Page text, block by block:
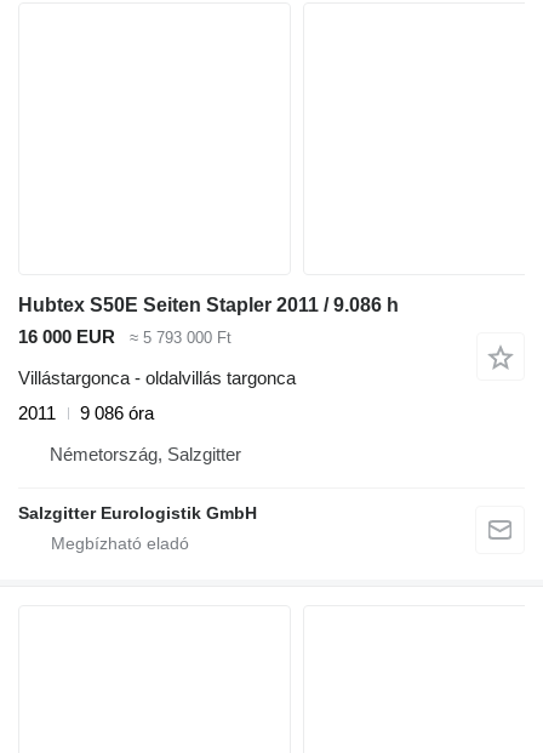
Hubtex S50E Seiten Stapler 2011 / 9.086 h
16 000 EUR
≈ 5 793 000 Ft
Villástargonca - oldalvillás targonca
2011
9 086 óra
Németország, Salzgitter
Salzgitter Eurologistik GmbH